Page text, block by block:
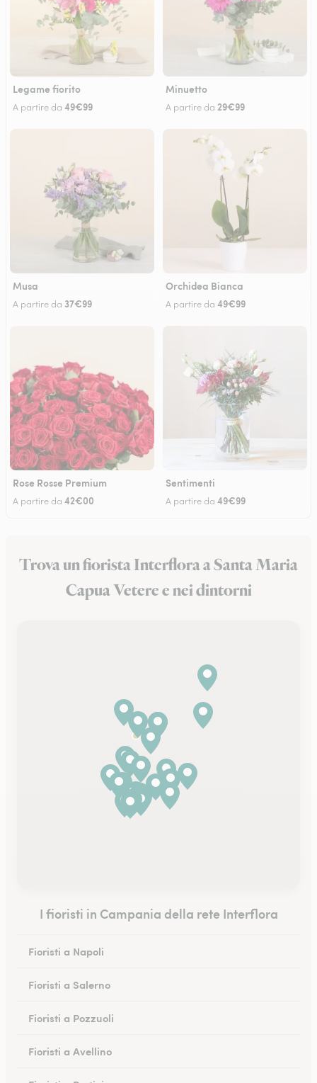
Legame fiorito
A partire da 49€99
Minuetto
A partire da 29€99
Musa
A partire da 37€99
Orchidea Bianca
A partire da 49€99
Rose Rosse Premium
A partire da 42€00
Sentimenti
A partire da 49€99
Trova un fiorista Interflora a Santa Maria
Capua Vetere e nei dintorni
I fioristi in Campania della rete Interflora
Fioristi a Napoli
Fioristi a Salerno
Fioristi a Pozzuoli
Fioristi a Avellino